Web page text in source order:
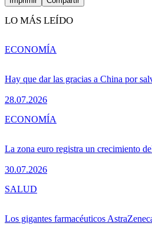
LO MÁS LEÍDO
Hay que dar las gracias a China por
28.07.2026
ECONOMÍA
La zona euro registra un crecimiento
30.07.2026
ECONOMÍA
Los gigantes farmacéuticos
SALUD